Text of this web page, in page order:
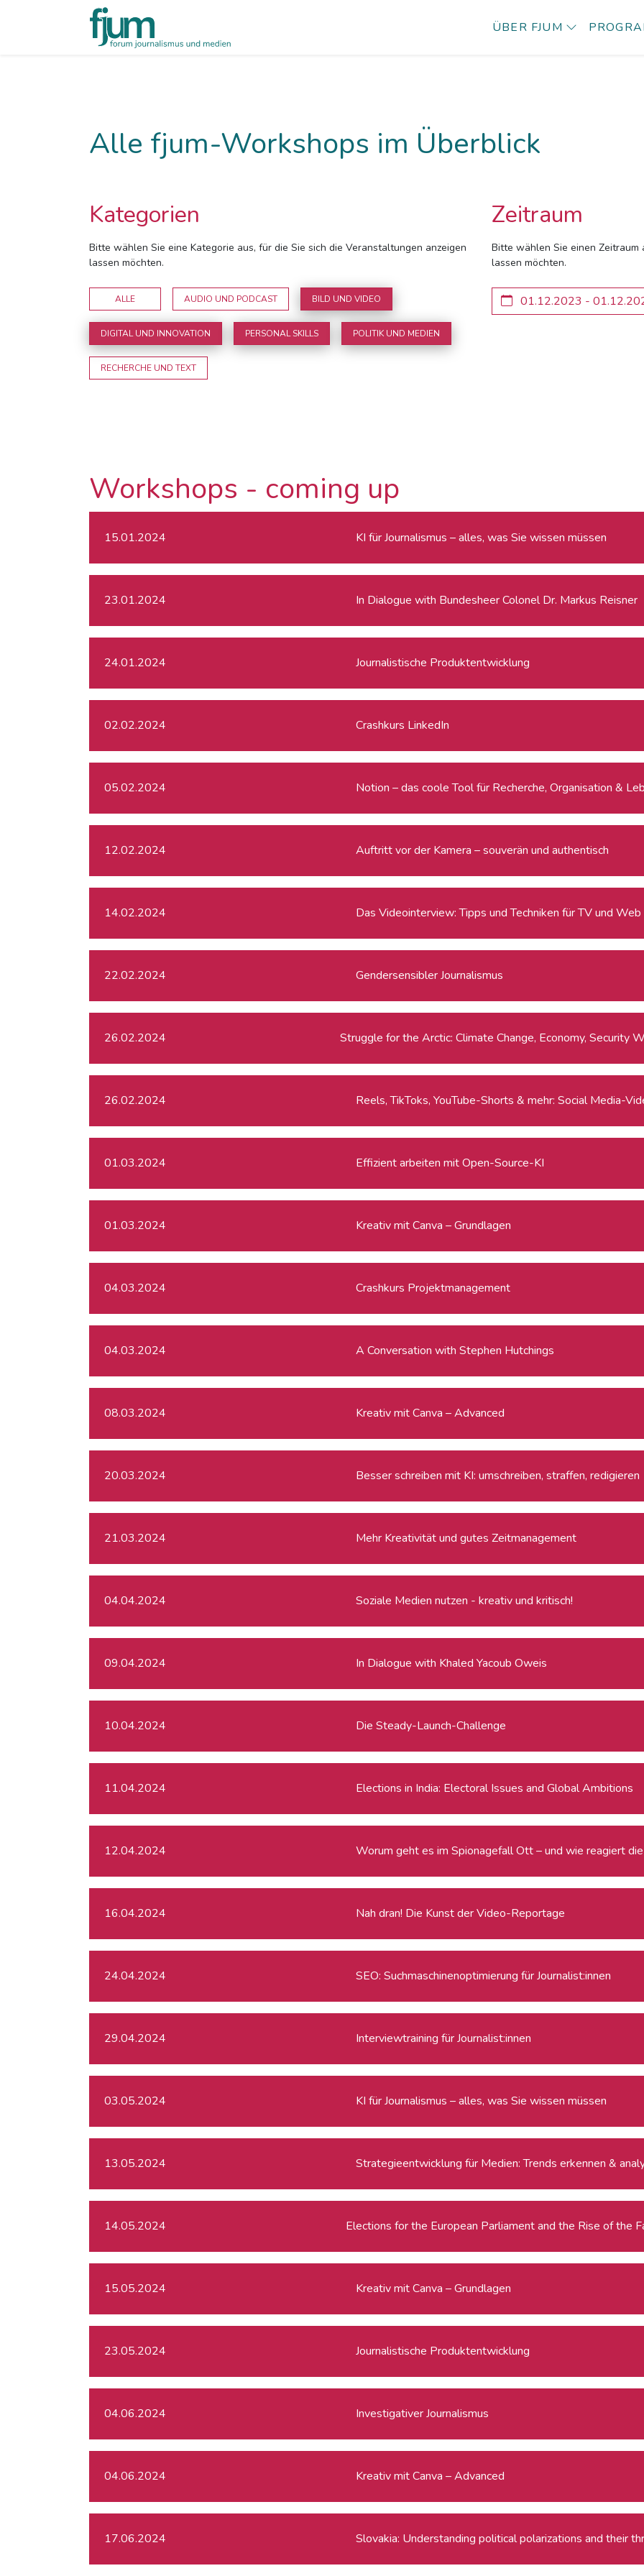
ÜBER FJUM
Alle fjum-Workshops im Überblick
Kategorien
Bitte wählen Sie eine Kategorie aus, für die Sie sich die Veranstaltungen anzeigen
lassen möchten.
ALLE AUDIO UND PODCAST BILD UND VIDEO
DIGITAL UND INNOVATION PERSONAL SKILLS POLITIK UND MEDIEN
RECHERCHE UND TEXT
Zeitraum
Bitte wählen Sie einen Zeitraum
lassen möchten.
Workshops - coming up
15.01.2024 KI für Journalismus – alles, was Sie wissen müssen
23.01.2024 In Dialogue with Bundesheer Colonel Dr. Markus Reisner
24.01.2024 Journalistische Produktentwicklung
02.02.2024 Crashkurs LinkedIn
05.02.2024 Notion – das coole Tool für Recherche, Organisation &
12.02.2024 Auftritt vor der Kamera – souverän und authentisch
14.02.2024 Das Videointerview: Tipps und Techniken für TV und Web
22.02.2024 Gendersensibler Journalismus
26.02.2024
26.02.2024 Reels, TikToks, YouTube-Shorts & mehr: Social Media-
01.03.2024 Effizient arbeiten mit Open-Source-KI
01.03.2024 Kreativ mit Canva – Grundlagen
04.03.2024 Crashkurs Projektmanagement
04.03.2024 A Conversation with Stephen Hutchings
08.03.2024 Kreativ mit Canva – Advanced
20.03.2024 Besser schreiben mit KI: umschreiben, straffen, redigieren
21.03.2024 Mehr Kreativität und gutes Zeitmanagement
04.04.2024 Soziale Medien nutzen - kreativ und kritisch!
09.04.2024 In Dialogue with Khaled Yacoub Oweis
10.04.2024 Die Steady-Launch-Challenge
11.04.2024 Elections in India: Electoral Issues and Global Ambitions
12.04.2024 Worum geht es im Spionagefall Ott – und wie reagiert
16.04.2024 Nah dran! Die Kunst der Video-Reportage
24.04.2024 SEO: Suchmaschinenoptimierung für Journalist:innen
29.04.2024 Interviewtraining für Journalist:innen
03.05.2024 KI für Journalismus – alles, was Sie wissen müssen
13.05.2024 Strategieentwicklung für Medien: Trends erkennen &
14.05.2024
15.05.2024 Kreativ mit Canva – Grundlagen
23.05.2024 Journalistische Produktentwicklung
04.06.2024 Investigativer Journalismus
04.06.2024 Kreativ mit Canva – Advanced
17.06.2024 Slovakia: Understanding political polarizations and their